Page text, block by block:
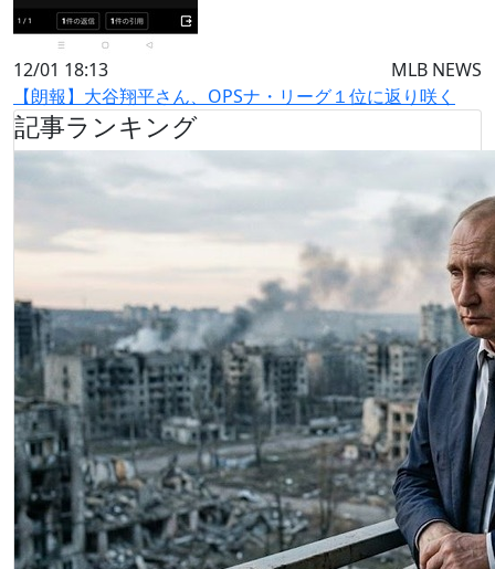
12/01 18:13
MLB NEWS
【朗報】大谷翔平さん、OPSナ・リーグ１位に返り咲く
記事ランキング